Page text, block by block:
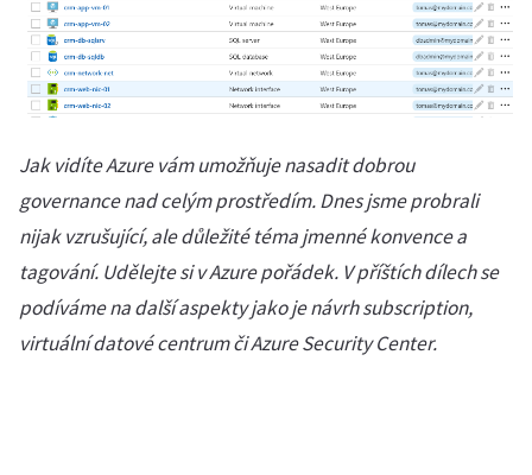
Jak vidíte Azure vám umožňuje nasadit dobrou
governance nad celým prostředím. Dnes jsme probrali
nijak vzrušující, ale důležité téma jmenné konvence a
tagování. Udělejte si v Azure pořádek. V příštích dílech se
podíváme na další aspekty jako je návrh subscription,
virtuální datové centrum či Azure Security Center.